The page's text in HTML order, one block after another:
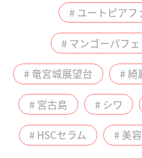
# ユートピアフ
# マンゴーパフェ
# 竜宮城展望台 # 綺
# 宮古島 # シワ
# HSCセラム # 美